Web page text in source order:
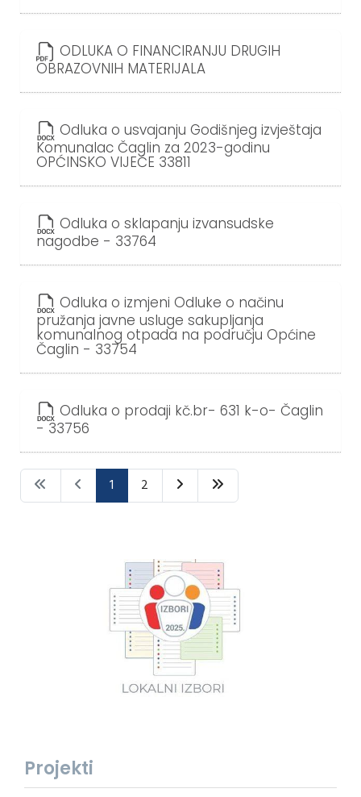
ODLUKA O FINANCIRANJU DRUGIH
OBRAZOVNIH MATERIJALA
Odluka o usvajanju Godišnjeg izvještaja
Komunalac Čaglin za 2023-godinu
OPĆINSKO VIJEĆE 33811
Odluka o sklapanju izvansudske
nagodbe - 33764
Odluka o izmjeni Odluke o načinu
pružanja javne usluge sakupljanja
komunalnog otpada na području Općine
Čaglin - 33754
Odluka o prodaji kč.br- 631 k-o- Čaglin
- 33756
1 2
Projekti